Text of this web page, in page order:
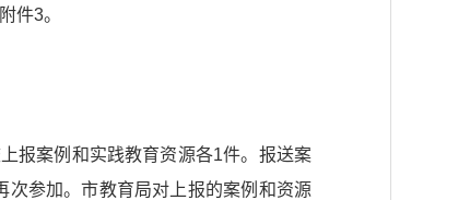
件3。
报案例和实践教育资源各1件。报送案
参加。市教育局对上报的案例和资源